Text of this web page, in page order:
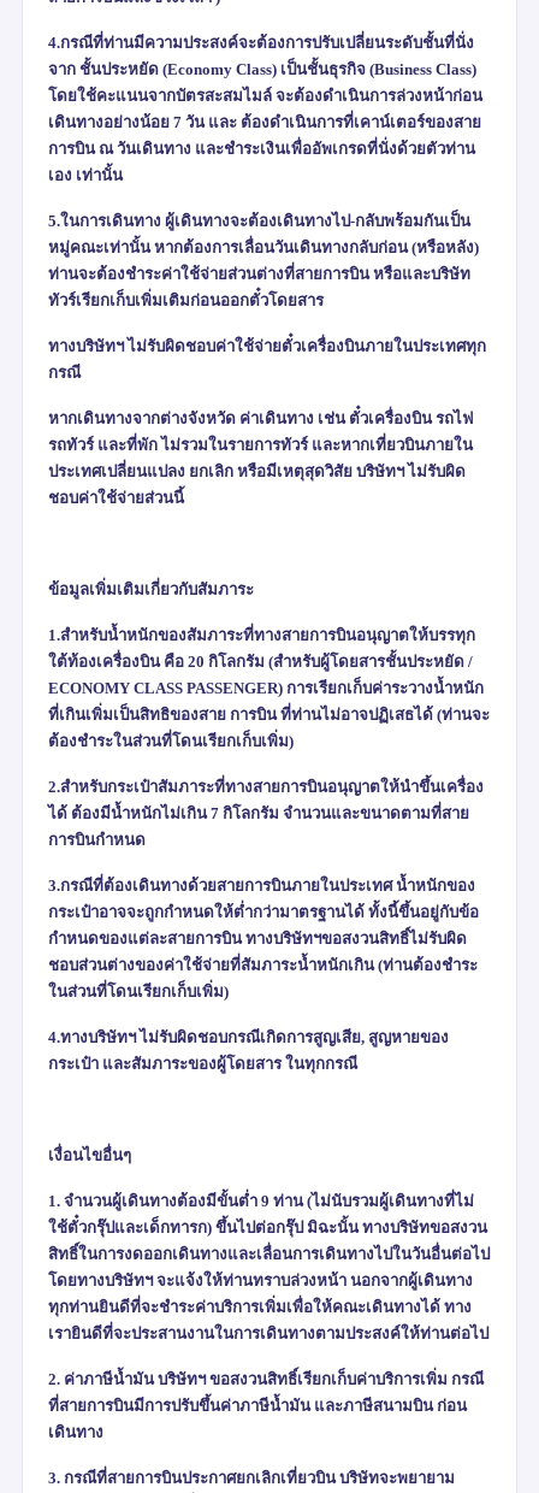
4.กรณีที่ท่านมีความประสงค์จะต้องการปรับเปลี่ยนระดับชั้นที่นั่ง
จาก ชั้นประหยัด (Economy Class) เป็นชั้นธุรกิจ (Business Class)
โดยใช้คะแนนจากบัตรสะสมไมล์ จะต้องดำเนินการล่วงหน้าก่อน
เดินทางอย่างน้อย 7 วัน และ ต้องดำเนินการที่เคาน์เตอร์ของสาย
การบิน ณ วันเดินทาง และชำระเงินเพื่ออัพเกรดที่นั่งด้วยตัวท่าน
เอง เท่านั้น
5.ในการเดินทาง ผู้เดินทางจะต้องเดินทางไป-กลับพร้อมกันเป็น
หมู่คณะเท่านั้น หากต้องการเลื่อนวันเดินทางกลับก่อน (หรือหลัง)
ท่านจะต้องชำระค่าใช้จ่ายส่วนต่างที่สายการบิน หรือและบริษัท
ทัวร์เรียกเก็บเพิ่มเติมก่อนออกตั๋วโดยสาร
ทางบริษัทฯ ไม่รับผิดชอบค่าใช้จ่ายตั๋วเครื่องบินภายในประเทศทุก
กรณี
หากเดินทางจากต่างจังหวัด ค่าเดินทาง เช่น ตั๋วเครื่องบิน รถไฟ
รถทัวร์ และที่พัก ไม่รวมในรายการทัวร์ และหากเที่ยวบินภายใน
ประเทศเปลี่ยนแปลง ยกเลิก หรือมีเหตุสุดวิสัย บริษัทฯ ไม่รับผิด
ชอบค่าใช้จ่ายส่วนนี้
ข้อมูลเพิ่มเติมเกี่ยวกับสัมภาระ
1.สำหรับน้ำหนักของสัมภาระที่ทางสายการบินอนุญาตให้บรรทุก
ใต้ท้องเครื่องบิน คือ 20 กิโลกรัม (สำหรับผู้โดยสารชั้นประหยัด /
ECONOMY CLASS PASSENGER) การเรียกเก็บค่าระวางน้ำหนัก
ที่เกินเพิ่มเป็นสิทธิของสาย การบิน ที่ท่านไม่อาจปฏิเสธได้ (ท่านจะ
ต้องชำระในส่วนที่โดนเรียกเก็บเพิ่ม)
2.สำหรับกระเป๋าสัมภาระที่ทางสายการบินอนุญาตให้นำขึ้นเครื่อง
ได้ ต้องมีน้ำหนักไม่เกิน7 กิโลกรัม จำนวนและขนาดตามที่สาย
การบินกำหนด
3.กรณีที่ต้องเดินทางด้วยสายการบินภายในประเทศ น้ำหนักของ
กระเป๋าอาจจะถูกกำหนดให้ต่ำกว่ามาตรฐานได้ ทั้งนี้ขึ้นอยู่กับข้อ
กำหนดของแต่ละสายการบิน ทางบริษัทฯขอสงวนสิทธิ์ไม่รับผิด
ชอบส่วนต่างของค่าใช้จ่ายที่สัมภาระน้ำหนักเกิน (ท่านต้องชำระ
ในส่วนที่โดนเรียกเก็บเพิ่ม)
4.ทางบริษัทฯ ไม่รับผิดชอบกรณีเกิดการสูญเสีย, สูญหายของ
กระเป๋า และสัมภาระของผู้โดยสาร ในทุกกรณี
เงื่อนไขอื่นๆ
1. จำนวนผู้เดินทางต้องมีขั้นต่ำ 9 ท่าน (ไม่นับรวมผู้เดินทางที่ไม่
ใช้ตั๋วกรุ๊ปและเด็กทารก) ขึ้นไปต่อกรุ๊ป มิฉะนั้น ทางบริษัทขอสงวน
สิทธิ์ในการงดออกเดินทางและเลื่อนการเดินทางไปในวันอื่นต่อไป
โดยทางบริษัทฯ จะแจ้งให้ท่านทราบล่วงหน้า นอกจากผู้เดินทาง
ทุกท่านยินดีที่จะชำระค่าบริการเพิ่มเพื่อให้คณะเดินทางได้ ทาง
เรายินดีที่จะประสานงานในการเดินทางตามประสงค์ให้ท่านต่อไป
2. ค่าภาษีน้ำมัน บริษัทฯ ขอสงวนสิทธิ์เรียกเก็บค่าบริการเพิ่ม กรณี
ที่สายการบินมีการปรับขึ้นค่าภาษีน้ำมัน และภาษีสนามบิน ก่อน
เดินทาง
3. กรณีที่สายการบินประกาศยกเลิกเที่ยวบิน บริษัทจะพยายาม